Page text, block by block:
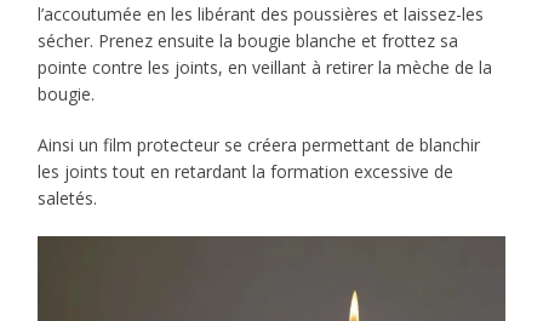
l’accoutumée en les libérant des poussières et laissez-les
sécher. Prenez ensuite la bougie blanche et frottez sa
pointe contre les joints, en veillant à retirer la mèche de la
bougie.
Ainsi un film protecteur se créera permettant de blanchir
les joints tout en retardant la formation excessive de
saletés.